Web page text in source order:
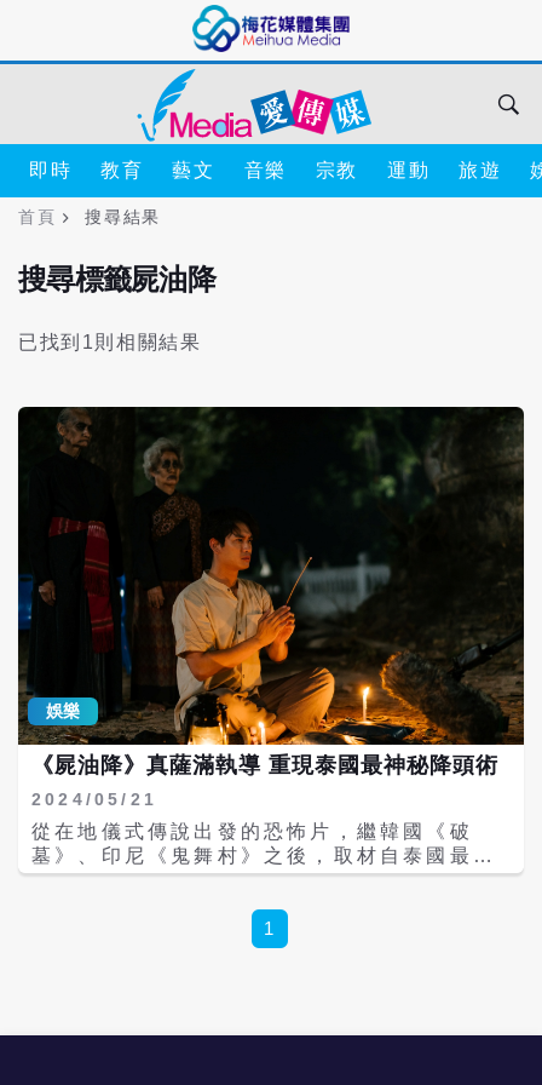
即時 教育 藝文 音樂 宗教 運動 旅遊
首頁 搜尋結果
搜尋標籤屍油降
已找到1則相關結果
娛樂
《屍油降》真薩滿執導 重現泰國最神秘降頭術
2024/05/21
從在地儀式傳說出發的恐怖片，繼韓國《破
墓》、印尼《鬼舞村》之後，取材自泰國最神
祕降頭術的《屍油降》即將在6/14上映，導演
Tatchanthimarat）是位真正薩滿，也是靈異
節目主持人，鑽研神秘學數十年，除了揭開
1